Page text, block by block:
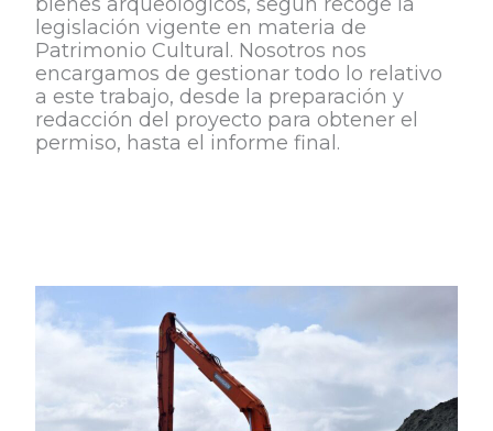
bienes arqueológicos, según recoge la
legislación vigente en materia de
Patrimonio Cultural. Nosotros nos
encargamos de gestionar todo lo relativo
a este trabajo, desde la preparación y
redacción del proyecto para obtener el
permiso, hasta el informe final.